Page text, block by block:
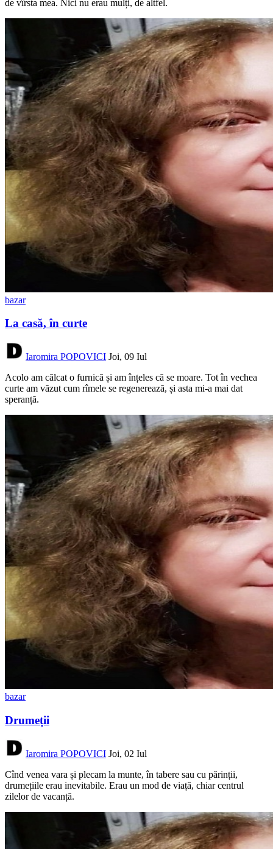
de vîrsta mea. Nici nu erau mulți, de altfel.
bazar
La casă, în curte
Iaromira POPOVICI Joi, 09 Iul
Acolo am călcat o furnică și am înțeles că se moare. Tot în vechea
curte am văzut cum rîmele se regenerează, și asta mi-a mai dat
speranță.
bazar
Drumeții
Iaromira POPOVICI Joi, 02 Iul
Cînd venea vara și plecam la munte, în tabere sau cu părinții,
drumețiile erau inevitabile. Erau un mod de viață, chiar centrul
zilelor de vacanță.